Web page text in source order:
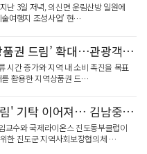
난 3일 저녁, 의신면 운림산방 일원에
여행지 조성사업' 현…
진도군, ‘지역상품권 드림’ 확대…관광객 체류↑ 소비↑
시간 증가와 지역 내 소비 촉진을 목표
를 활용한 지역상품권 드…
진도군 '모아드림' 기탁 이어져… 김남중·진도동부 라이온스클럽
교수와 국제라이온스 진도동부클럽이
한 진도군 지역사회보장협의체 …